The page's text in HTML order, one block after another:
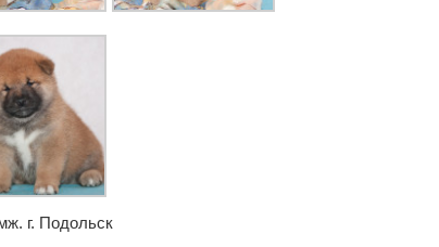
г. Подольск